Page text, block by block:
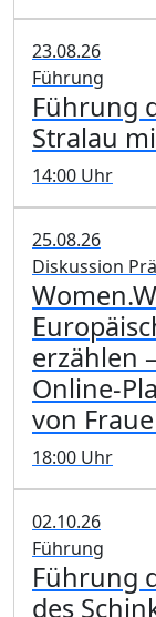
23.08.26
Führung
Führung
Stralau
14:00 Uhr
25.08.26
Diskussion
erzählen
Online-
von
18:00 Uhr
02.10.26
Führung
Führung
des